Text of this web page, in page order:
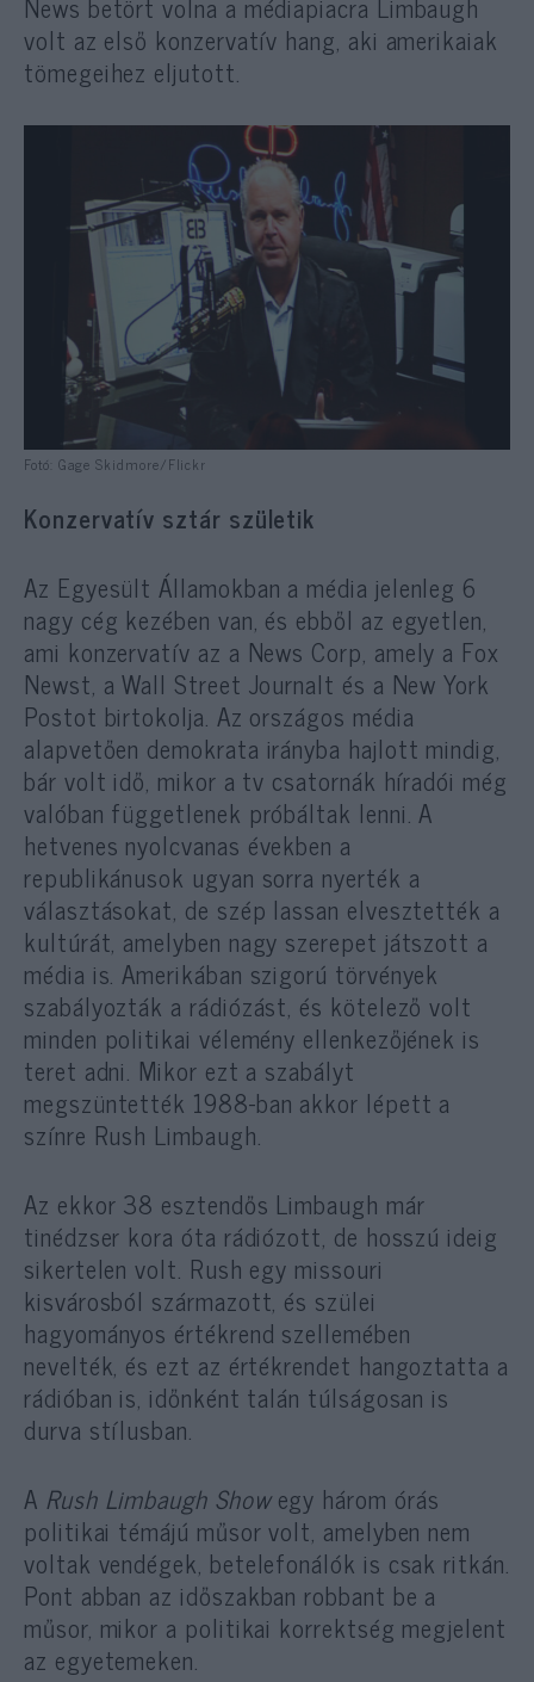
volt az első konzervatív hang, aki amerikaiak
tömegeihez eljutott.
Fotó: Gage Skidmore/Flickr
Konzervatív sztár születik
Az Egyesült Államokban a média jelenleg 6
nagy cég kezében van, és ebből az egyetlen,
ami konzervatív az a News Corp, amely a Fox
Newst, a Wall Street Journalt és a New York
Postot birtokolja. Az országos média
alapvetően demokrata irányba hajlott mindig,
bár volt idő, mikor a tv csatornák híradói még
valóban függetlenek próbáltak lenni. A
hetvenes nyolcvanas években a
republikánusok ugyan sorra nyerték a
választásokat, de szép lassan elvesztették a
kultúrát, amelyben nagy szerepet játszott a
média is. Amerikában szigorú törvények
szabályozták a rádiózást, és kötelező volt
minden politikai vélemény ellenkezőjének is
teret adni. Mikor ezt a szabályt
megszüntették 1988-ban akkor lépett a
színre Rush Limbaugh.
Az ekkor 38 esztendős Limbaugh már
tinédzser kora óta rádiózott, de hosszú ideig
sikertelen volt. Rush egy missouri
kisvárosból származott, és szülei
hagyományos értékrend szellemében
nevelték, és ezt az értékrendet hangoztatta a
rádióban is, időnként talán túlságosan is
durva stílusban.
A Rush Limbaugh Showegy három órás
politikai témájú műsor volt, amelyben nem
voltak vendégek, betelefonálók is csak ritkán.
Pont abban az időszakban robbant be a
műsor, mikor a politikai korrektség megjelent
az egyetemeken.